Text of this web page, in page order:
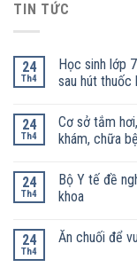
TIN TỨC
24
Th4
Học sinh lớp
sau hút thuốc
24
Th4
Cơ sở tắm
khám, chữa
24
Th4
Bộ Y tế đề
khoa
24
Th4
Ăn chuối để